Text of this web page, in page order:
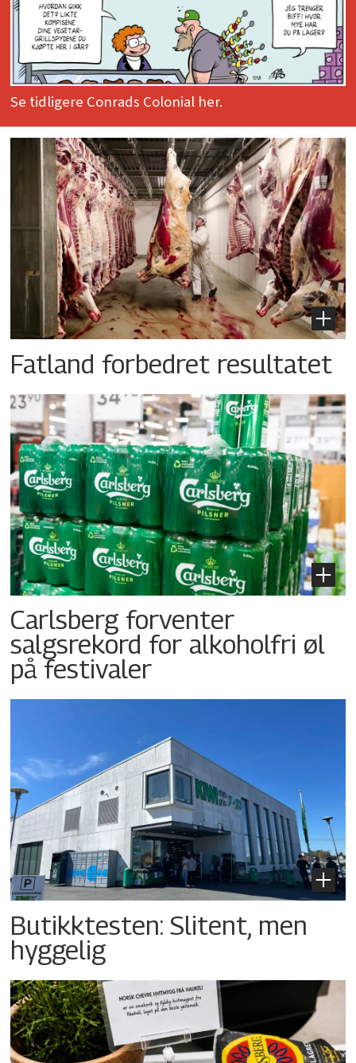
Se tidligere Conrads Colonial her.
Fatland forbedret resultatet
Carlsberg forventer
salgsrekord for alkoholfri øl
på festivaler
Butikktesten: Slitent, men
hyggelig